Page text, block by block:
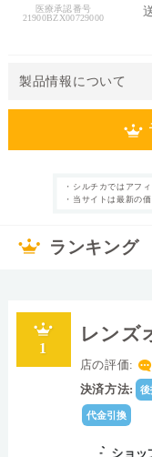
医療承認番号
21900BZX00729000
製品情報について
1日使
表裏表示 なし
中心厚(-3.00D) 0.1
Dk値(酸素透過係
26.0
(-
・シルチカではアフ
・当サイトは最新の
ランキング
1
レンズ
店の評価:
決済方法: 後
代金引換
せ